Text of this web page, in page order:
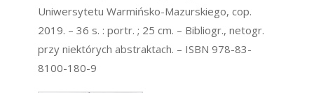
Uniwersytetu Warmińsko-Mazurskiego, cop.
2019. – 36 s. : portr. ; 25 cm. – Bibliogr., netogr.
przy niektórych abstraktach. – ISBN 978-83-
8100-180-9